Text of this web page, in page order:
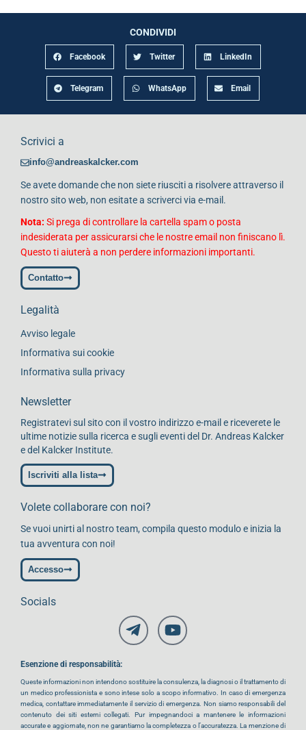
CONDIVIDI
Facebook Twitter LinkedIn
Telegram WhatsApp Email
Scrivici a
info@andreaskalcker.com
Se avete domande che non siete riusciti a risolvere attraverso il
nostro sito web, non esitate a scriverci via e-mail.
Nota: Si prega di controllare la cartella spam o posta
indesiderata per assicurarsi che le nostre email non finiscano lì.
Questo ti aiuterà a non perdere informazioni importanti.
Contatto
Legalità
Avviso legale
Informativa sui cookie
Informativa sulla privacy
Newsletter
Registratevi sul sito con il vostro indirizzo e-mail e riceverete le
ultime notizie sulla ricerca e sugli eventi del Dr. Andreas Kalcker
e del Kalcker Institute.
Iscriviti alla lista
Volete collaborare con noi?
Se vuoi unirti al nostro team, compila questo modulo e inizia la
tua avventura con noi!
Accesso
Socials
Esenzione di responsabilità:
Queste informazioni non intendono sostituire la consulenza, la diagnosi o il trattamento di
un medico professionista e sono intese solo a scopo informativo. In caso di emergenza
medica, contattare immediatamente il servizio di emergenza. Non siamo responsabili del
contenuto dei siti esterni collegati. Pur impegnandoci a mantenere le informazioni
accurate e aggiornate, non ne garantiamo la completezza o l’accuratezza. La menzione di